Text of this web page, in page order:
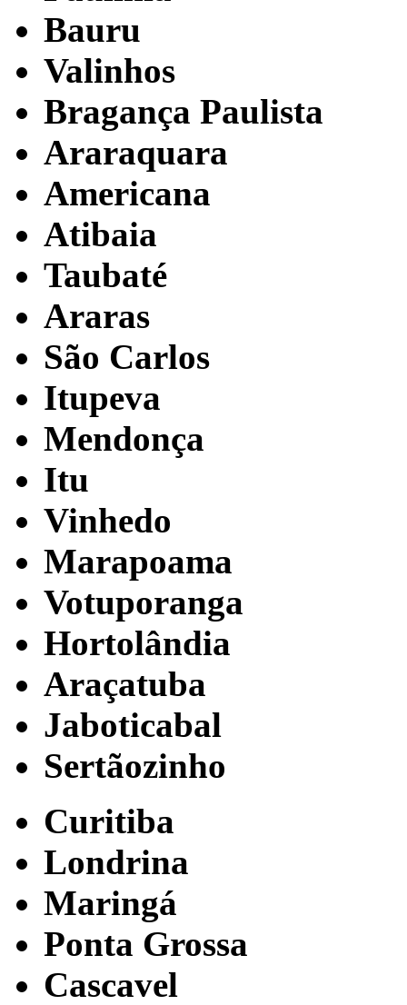
Bauru
Valinhos
Bragança Paulista
Araraquara
Americana
Atibaia
Taubaté
Araras
São Carlos
Itupeva
Mendonça
Itu
Vinhedo
Marapoama
Votuporanga
Hortolândia
Araçatuba
Jaboticabal
Sertãozinho
Curitiba
Londrina
Maringá
Ponta Grossa
Cascavel